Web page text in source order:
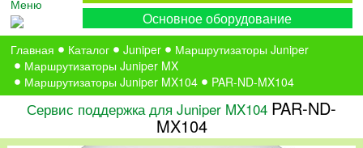
Меню
Основное оборудование
Главная Каталог Juniper
Маршрутизаторы Juniper
Маршрутизаторы Juniper MX
Маршрутизаторы Juniper MX104
PAR-ND-MX104
Сервис поддержка для Juniper MX104 PAR-ND-
MX104